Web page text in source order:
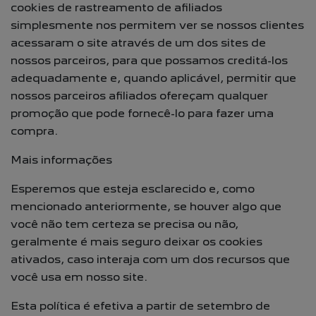
cookies de rastreamento de afiliados
simplesmente nos permitem ver se nossos clientes
acessaram o site através de um dos sites de
nossos parceiros, para que possamos creditá-los
adequadamente e, quando aplicável, permitir que
nossos parceiros afiliados ofereçam qualquer
promoção que pode fornecê-lo para fazer uma
compra.
Mais informações
Esperemos que esteja esclarecido e, como
mencionado anteriormente, se houver algo que
você não tem certeza se precisa ou não,
geralmente é mais seguro deixar os cookies
ativados, caso interaja com um dos recursos que
você usa em nosso site.
Esta política é efetiva a partir de setembro de